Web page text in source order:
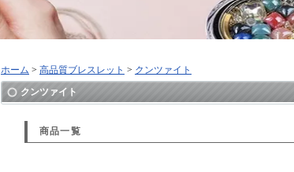
ホーム > 高品質ブレスレット > クンツァイト
クンツァイト
商品一覧